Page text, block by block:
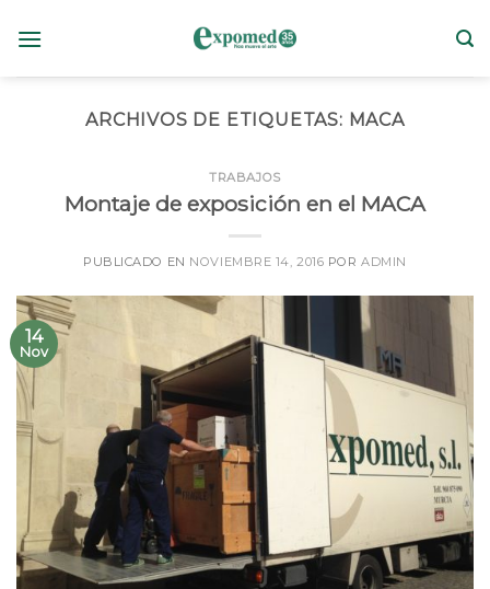
ARCHIVOS DE ETIQUETAS: MACA
TRABAJOS
Montaje de exposición en el MACA
PUBLICADO EN NOVIEMBRE 14, 2016 PORADMIN
14
Nov